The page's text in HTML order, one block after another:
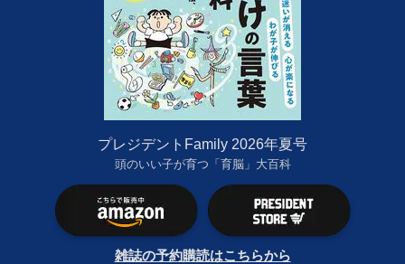
プレジデントFamily 2026年夏号
頭のいい子が育つ「育脳」大百科
雑誌の予約購読はこちらから